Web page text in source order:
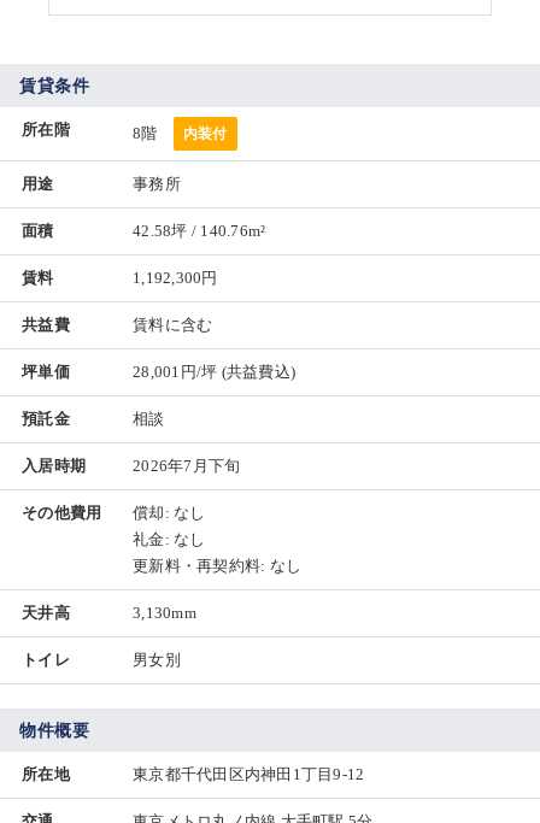
賃貸条件
所在階 8階 内装付
用途 事務所
面積 42.58坪 / 140.76m²
賃料 1,192,300円
共益費 賃料に含む
坪単価 28,001円/坪 (共益費込)
預託金 相談
入居時期 2026年7月下旬
その他費用
償却: なし
礼金: なし
更新料・再契約料: なし
天井高 3,130mm
トイレ 男女別
物件概要
所在地 東京都千代田区内神田1丁目9-12